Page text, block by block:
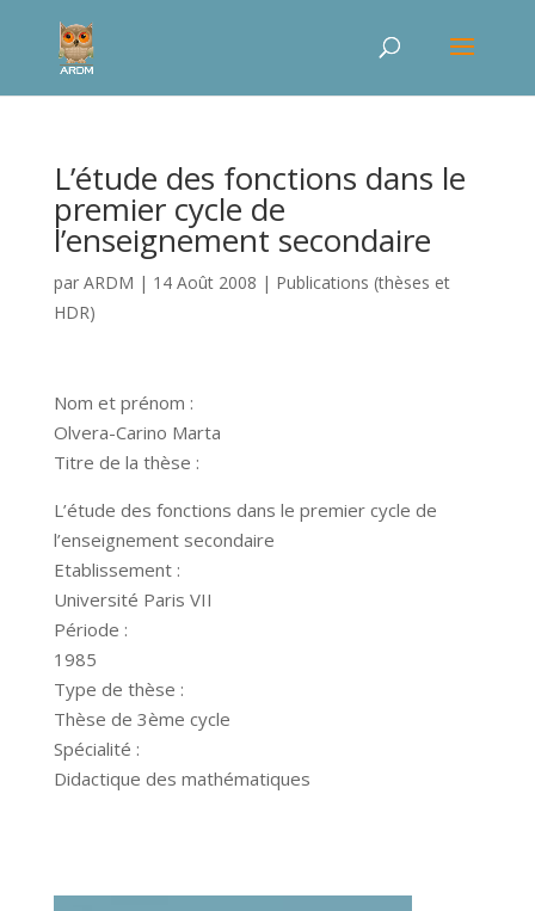
L’étude des fonctions dans le
premier cycle de
l’enseignement secondaire
par ARDM | 14 Août 2008 | Publications (thèses et
HDR)
Nom et prénom :
Olvera-Carino Marta
Titre de la thèse :
L’étude des fonctions dans le premier cycle de
l’enseignement secondaire
Etablissement :
Université Paris VII
Période :
1985
Type de thèse :
Thèse de 3ème cycle
Spécialité :
Didactique des mathématiques